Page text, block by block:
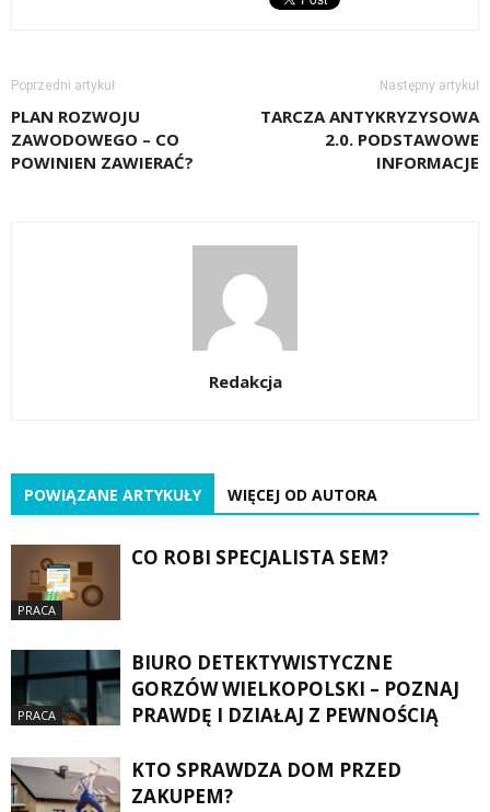
Poprzedni artykuł
PLAN ROZWOJU
ZAWODOWEGO – CO
POWINIEN ZAWIERAĆ?
Następny artykuł
TARCZA ANTYKRYZYSOWA
2.0. PODSTAWOWE
INFORMACJE
Redakcja
POWIĄZANE ARTYKUŁY WIĘCEJ OD AUTORA
PRACA
CO ROBI SPECJALISTA SEM?
PRACA
BIURO DETEKTYWISTYCZNE
GORZÓW WIELKOPOLSKI – POZNAJ
PRAWDĘ I DZIAŁAJ Z PEWNOŚCIĄ
KTO SPRAWDZA DOM PRZED
ZAKUPEM?